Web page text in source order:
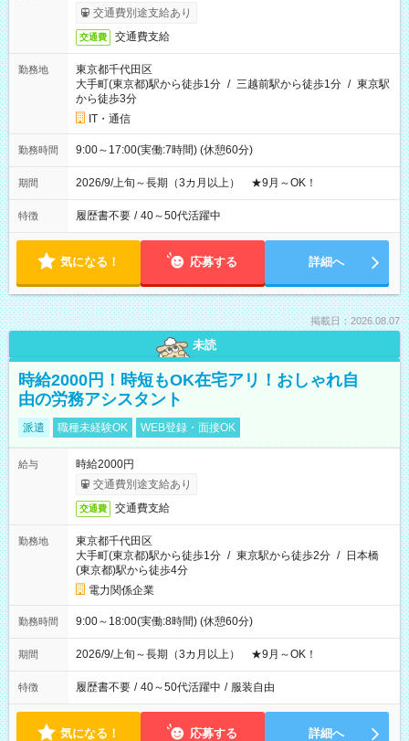
交通費別途支給あり
交通費 交通費支給
勤務地
東京都千代田区
大手町(東京都)駅から徒歩1分 / 三越前駅から徒歩1分 / 東京駅
から徒歩3分
IT・通信
勤務時間 9:00～17:00(実働:7時間) (休憩60分)
期間 2026/9/上旬～長期（3カ月以上） ★9月～OK！
特徴 履歴書不要 / 40～50代活躍中
気になる！ 応募する 詳細へ
掲載日：2026.08.07
未読
時給2000円！時短もOK在宅アリ！おしゃれ自
由の労務アシスタント
派遣 職種未経験OK WEB登録・面接OK
給与
時給2000円
交通費別途支給あり
交通費 交通費支給
勤務地
東京都千代田区
大手町(東京都)駅から徒歩1分 / 東京駅から徒歩2分 / 日本橋
(東京都)駅から徒歩4分
電力関係企業
勤務時間 9:00～18:00(実働:8時間) (休憩60分)
期間 2026/9/上旬～長期（3カ月以上） ★9月～OK！
特徴 履歴書不要 / 40～50代活躍中 / 服装自由
気になる！ 応募する 詳細へ